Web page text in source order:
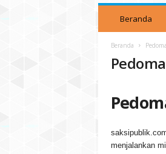
u
l
Beranda
Beranda
menjalankan